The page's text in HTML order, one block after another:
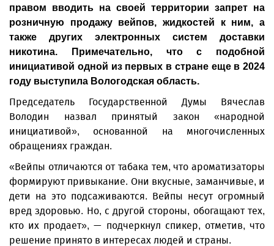
правом вводить на своей территории запрет на
розничную продажу вейпов, жидкостей к ним, а
также других электронных систем доставки
никотина. Примечательно, что с подобной
инициативой одной из первых в стране еще в 2024
году выступила Вологодская область.
Председатель Государственной Думы Вячеслав
Володин назвал принятый закон «народной
инициативой», основанной на многочисленных
обращениях граждан.
«Вейпы отличаются от табака тем, что ароматизаторы
формируют привыкание. Они вкусные, заманчивые, и
дети на это подсаживаются. Вейпы несут огромный
вред здоровью. Но, с другой стороны, обогащают тех,
кто их продает», — подчеркнул спикер, отметив, что
решение принято в интересах людей и страны.